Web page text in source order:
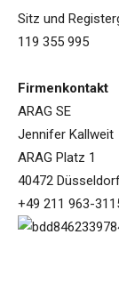
Sitz und
119 355 995
Firmenkontakt
ARAG SE
Jennifer Kallweit
ARAG Platz 1
40472
+49 211 963-